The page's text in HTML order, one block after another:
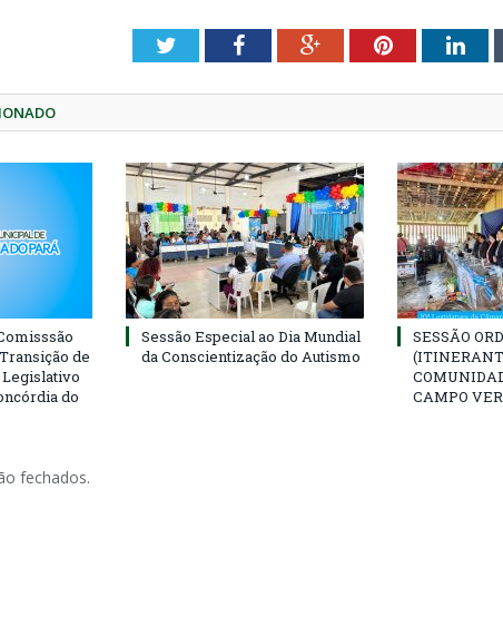
TwitterFacebookGoogle+Pinterest
de
do
Sessão Especial ao Dia Mundial
da Conscientização do Autismo
SESSÃO
CAMPO
fechados.